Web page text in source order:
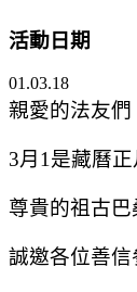
活動日期
01.03.18
親愛的法友們
3月 1 是藏曆正
尊貴的祖古巴
誠邀各位善信